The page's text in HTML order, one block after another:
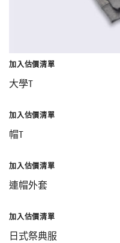
加入估價清單
大學T
Hot
加入估價清單
帽T
加入估價清單
連帽外套
加入估價清單
日式祭典服